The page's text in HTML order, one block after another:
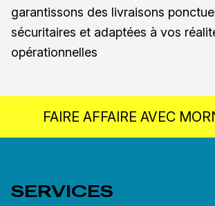
garantissons des livraisons
sécuritaires et adaptées à vos
opérationnelles
FAIRE AFFAIRE AVEC
SERVICES